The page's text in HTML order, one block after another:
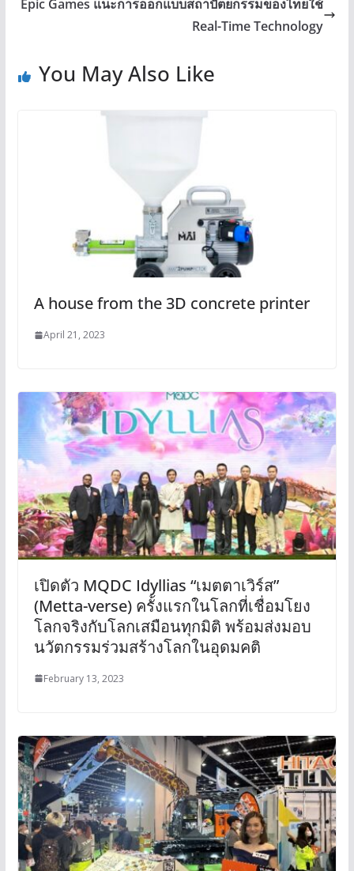
Epic Games แนะการออกแบบสถาปัตยกรรมของไทยใช้
Real-Time Technology
You May Also Like
A house from the 3D concrete printer
April 21, 2023
เปิดตัว MQDC Idyllias “เมตตาเวิร์ส”
(Metta-verse) ครั้งแรกในโลกที่เชื่อมโยง
โลกจริงกับโลกเสมือนทุกมิติ พร้อมส่งมอบ
นวัตกรรมร่วมสร้างโลกในอุดมคติ
February 13, 2023